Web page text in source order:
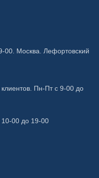
00. Москва. Лефортовский
Пн-Пт с 9-00 до
10-00 до 19-00